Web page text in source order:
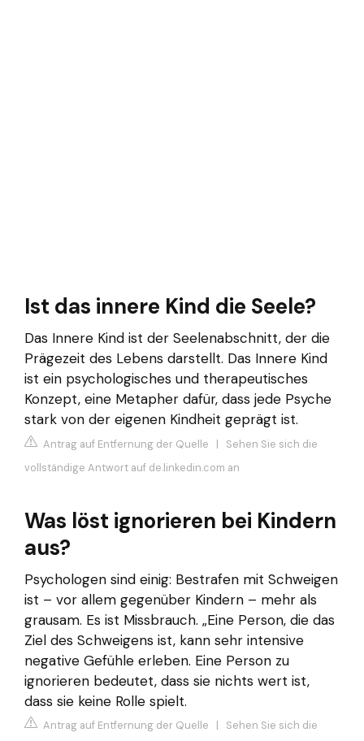
Ist das innere Kind die Seele?
Das Innere Kind ist der Seelenabschnitt, der die
Prägezeit des Lebens darstellt. Das Innere Kind
ist ein psychologisches und therapeutisches
Konzept, eine Metapher dafür, dass jede Psyche
stark von der eigenen Kindheit geprägt ist.
Antrag auf Entfernung der Quelle | Sehen Sie sich die
vollständige Antwort auf de.linkedin.com an
Was löst ignorieren bei Kindern
aus?
Psychologen sind einig: Bestrafen mit Schweigen
ist – vor allem gegenüber Kindern – mehr als
grausam. Es ist Missbrauch. „Eine Person, die das
Ziel des Schweigens ist, kann sehr intensive
negative Gefühle erleben. Eine Person zu
ignorieren bedeutet, dass sie nichts wert ist,
dass sie keine Rolle spielt.
Antrag auf Entfernung der Quelle | Sehen Sie sich die